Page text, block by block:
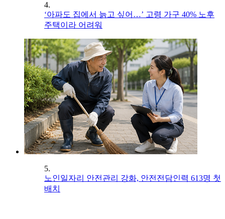
4.
‘아파도 집에서 늙고 싶어…’ 고령 가구 40% 노후
주택이라 어려워
5.
노인일자리 안전관리 강화, 안전전담인력 613명 첫
배치